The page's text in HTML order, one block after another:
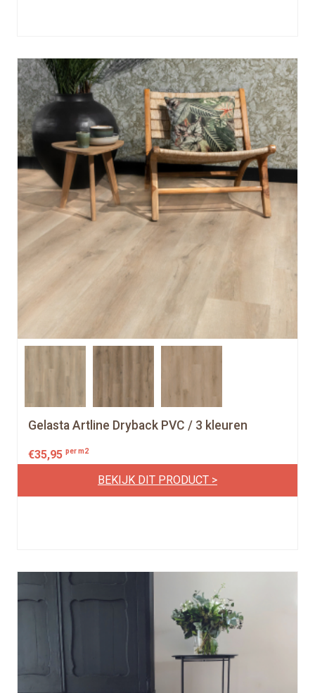
Gelasta Artline Dryback PVC / 3 kleuren
€35,95 per m2
BEKIJK DIT PRODUCT >